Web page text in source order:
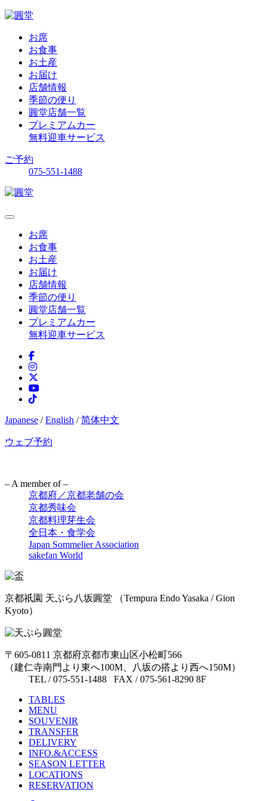
お席
お食事
お土産
お届け
店舗情報
季節の便り
圓堂店舗一覧
プレミアムカー
無料迎車サービス
ご予約
075-551-1488
お席
お食事
お土産
お届け
店舗情報
季節の便り
圓堂店舗一覧
プレミアムカー
無料迎車サービス
Japanese /English /简体中文
ウェブ予約
– A member of –
京都府／京都老舗の会
京都秀味会
京都料理芽生会
全日本・食学会
Japan Sommelier Association
sakefan World
京都祇園 天ぷら八坂圓堂 （Tempura Endo Yasaka / Gion
Kyoto）
〒605-0811 京都府京都市東山区小松町566
（建仁寺南門より東へ100M、八坂の搭より西へ150M）
TEL / 075-551-1488 FAX / 075-561-8290 8F
TABLES
MENU
SOUVENIR
TRANSFER
DELIVERY
INFO.&ACCESS
SEASON LETTER
LOCATIONS
RESERVATION